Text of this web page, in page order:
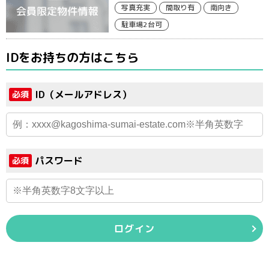
写真充実 間取り有
南向き
駐車場2台可
IDをお持ちの方はこちら
必須 ID（メールアドレス）
必須 パスワード
ログイン